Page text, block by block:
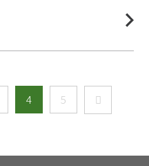
4 5